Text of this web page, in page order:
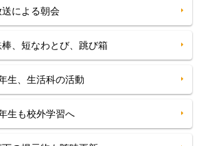
による朝会
、短なわとび、跳び箱
生、生活科の活動
生も校外学習へ